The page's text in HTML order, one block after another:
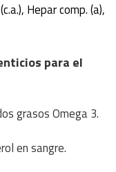
Heparcomp. (a),
para el
grasos Omega 3.
en sangre.